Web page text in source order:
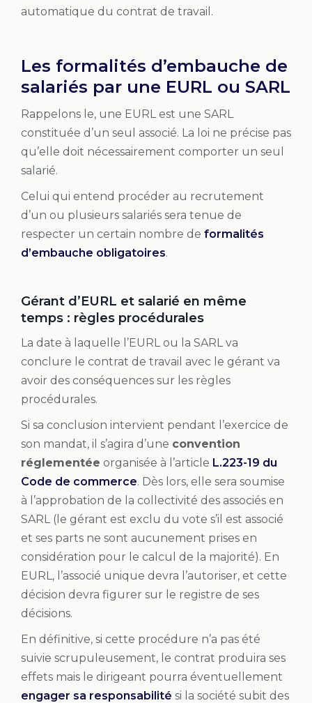
automatique du contrat de travail.
Les formalités d’embauche de
salariés par une EURL ou SARL
Rappelons le, une EURL est une SARL
constituée d’un seul associé. La loi ne précise pas
qu’elle doit nécessairement comporter un seul
salarié.
Celui qui entend procéder au recrutement
d’un ou plusieurs salariés sera tenue de
respecter un certain nombre de formalités
d’embauche obligatoires.
Gérant d’EURL et salarié en même
temps : règles procédurales
La date à laquelle l’EURL ou la SARL va
conclure le contrat de travail avec le gérant va
avoir des conséquences sur les règles
procédurales.
Si sa conclusion intervient pendant l’exercice de
son mandat, il s’agira d’une convention
réglementée organisée à l’article L.223-19 du
Code de commerce. Dès lors, elle sera soumise
à l’approbation de la collectivité des associés en
SARL (le gérant est exclu du vote s’il est associé
et ses parts ne sont aucunement prises en
considération pour le calcul de la majorité). En
EURL, l’associé unique devra l’autoriser, et cette
décision devra figurer sur le registre de ses
décisions.
En définitive, si cette procédure n’a pas été
suivie scrupuleusement, le contrat produira ses
effets mais le dirigeant pourra éventuellement
engager sa responsabilité si la société subit des